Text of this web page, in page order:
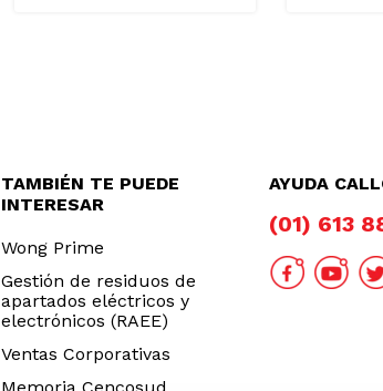
TAMBIÉN TE PUEDE
INTERESAR
Wong Prime
Gestión de residuos de
apartados eléctricos y
electrónicos (RAEE)
Ventas Corporativas
AYUDA
(01) 613